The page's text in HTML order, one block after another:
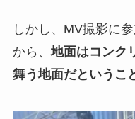
しかし、MV撮影に
から、地面はコンク
舞う地面だというこ